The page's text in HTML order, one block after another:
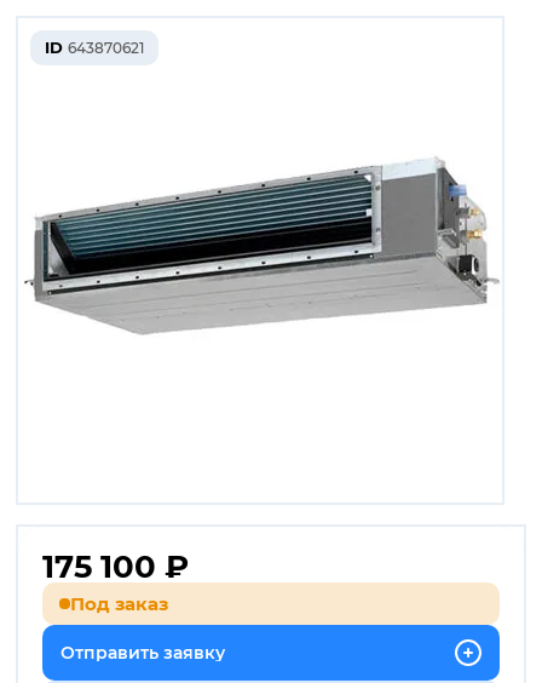
ID 643870621
175 100 ₽
Под заказ
Отправить заявку